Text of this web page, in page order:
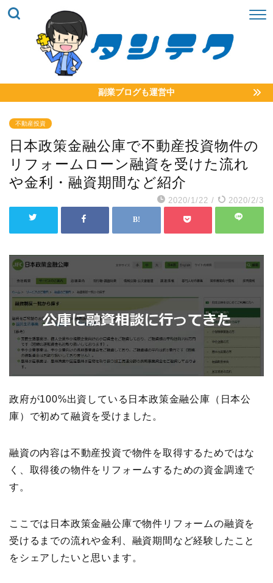
副業ブログも運営中
不動産投資
日本政策金融公庫で不動産投資物件の
リフォームローン融資を受けた流れ
や金利・融資期間など紹介
2020/1/22 / 2020/2/3
政府が100%出資している日本政策金融公庫（日本公
庫）で初めて融資を受けました。
融資の内容は不動産投資で物件を取得するためではな
く、取得後の物件をリフォームするための資金調達で
す。
ここでは日本政策金融公庫で物件リフォームの融資を
受けるまでの流れや金利、融資期間など経験したこと
をシェアしたいと思います。